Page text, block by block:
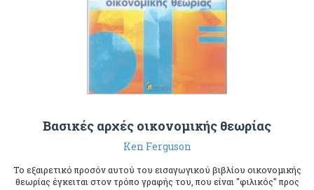
Βασικές αρχές οικονομικής θεωρίας
Ken Ferguson
Το εξαιρετικό προσόν αυτού του εισαγωγικού βιβλίου οικονομικής
θεωρίας έγκειται στον τρόπο γραφής του, που είναι "φιλικός" προς